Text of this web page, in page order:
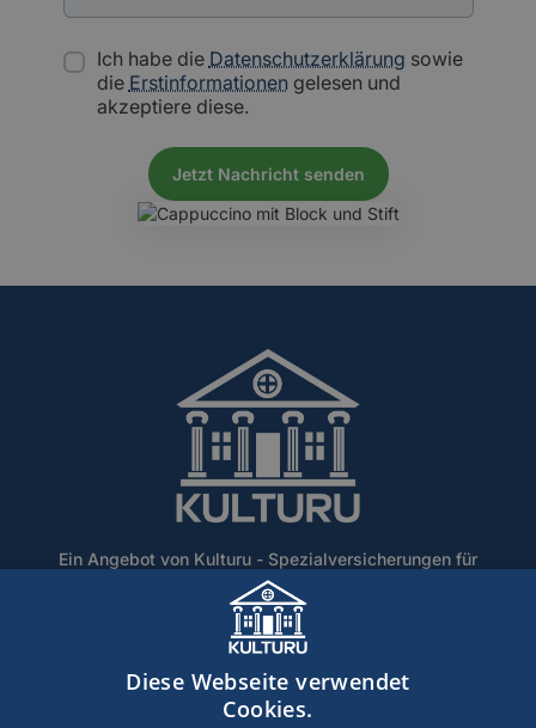
Ich habe die Datenschutzerklärung sowie
die Erstinformationen gelesen und
akzeptiere diese.
Ein Angebot von Kulturu - Spezialversicherungen für
Denkmalschutz und historische Gebäude.
Über UnsBlogLexikon
ErstinformationHaftungsausschlussImpressum
Datenschutz
Diese Webseite verwendet
Cookies.